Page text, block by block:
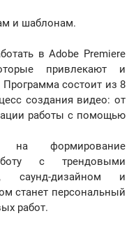
и шаблонам.
в Adobe Premiere
привлекают и
состоит из 8
создания видео: от
работы с помощью
на формирование
с трендовыми
саунд-дизайном и
станет персональный
работ.